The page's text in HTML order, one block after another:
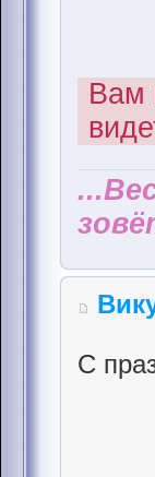
Вам
С